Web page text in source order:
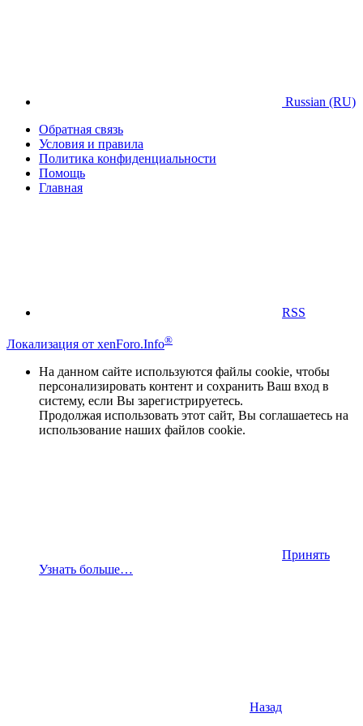
Russian (RU)
Обратная связь
Условия и правила
Политика конфиденциальности
Помощь
Главная
RSS
Локализация от xenForo.Info®
На данном сайте используются файлы cookie, чтобы
персонализировать контент и сохранить Ваш вход в
систему, если Вы зарегистрируетесь.
Продолжая использовать этот сайт, Вы соглашаетесь на
использование наших файлов cookie.
Принять
Узнать больше…
Назад